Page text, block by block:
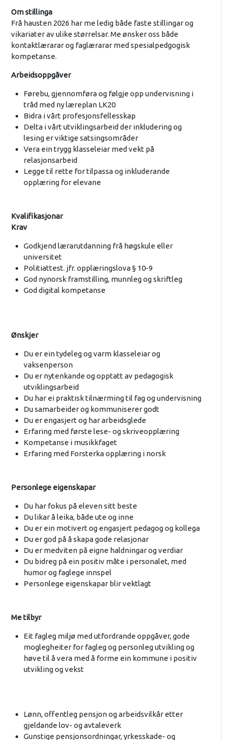
Om stillinga
Frå hausten 2026 har me ledig både faste stillingar og
vikariater av ulike størrelsar. Me ønsker oss både
kontaktlærarar og faglærarar med spesialpedgogisk
kompetanse.
Arbeidsoppgåver
Førebu, gjennomføra og følgje opp undervisning i
tråd med ny læreplan LK20
Bidra i vårt profesjonsfellesskap
Delta i vårt utviklingsarbeid der inkludering og
lesing er viktige satsingsområder
Vera ein trygg klasseleiar med vekt på
relasjonsarbeid
Legge til rette for tilpassa og inkluderande
opplæring for elevane
Kvalifikasjonar
Krav
Godkjend lærarutdanning frå høgskule eller
universitet
Politiattest. jfr. opplæringslova § 10-9
God nynorsk framstilling, munnleg og skriftleg
God digital kompetanse
Ønskjer
Du er ein tydeleg og varm klasseleiar og
vaksenperson
Du er nytenkande og opptatt av pedagogisk
utviklingsarbeid
Du har ei praktisk tilnærming til fag og undervisning
Du samarbeider og kommuniserer godt
Du er engasjert og har arbeidsglede
Erfaring med første lese- og skriveopplæring
Kompetanse i musikkfaget
Erfaring med Forsterka opplæring i norsk
Personlege eigenskapar
Du har fokus på eleven sitt beste
Du likar å leika, både ute og inne
Du er ein motivert og engasjert pedagog og kollega
Du er god på å skapa gode relasjonar
Du er medviten på eigne haldningar og verdiar
Du bidreg på ein positiv måte i personalet, med
humor og faglege innspel
Personlege eigenskapar blir vektlagt
Me tilbyr
Eit fagleg miljø med utfordrande oppgåver, gode
moglegheiter for fagleg og personleg utvikling og
høve til å vera med å forme ein kommune i positiv
utvikling og vekst
Lønn, offentleg pensjon og arbeidsvilkår etter
gjeldande lov- og avtaleverk
Gunstige pensjonsordningar, yrkesskade- og